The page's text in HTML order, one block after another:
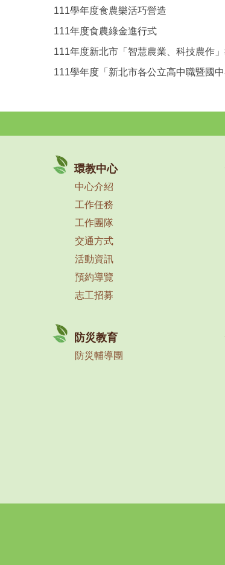
111學年度食農樂活巧營造
111年度食農綠金進行式
111年度新北市「智慧農業、科技農作
111學年度「新北市各公立高中職暨國
環教中心
中心介紹
工作任務
工作團隊
交通方式
活動資訊
預約導覽
志工招募
防災教育
防災輔導團